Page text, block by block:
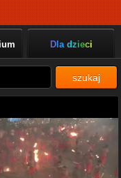
Dla dzieci
szukaj